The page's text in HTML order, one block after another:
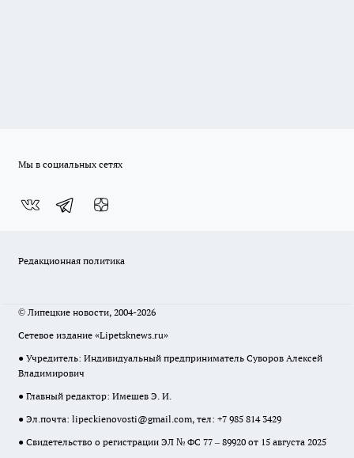
Мы в социальных сетях
Редакционная политика
© Липецкие новости, 2004-2026
Сетевое издание «Lipetsknews.ru»
● Учредитель: Индивидуальный предприниматель Суворов Алексей
Владимирович
● Главный редактор: Имешев Э. И.
● Эл.почта: lipeckienovosti@gmail.com, тел: +7 985 814 3429
● Свидетельство о регистрации ЭЛ № ФС 77 – 89920 от 15 августа 2025